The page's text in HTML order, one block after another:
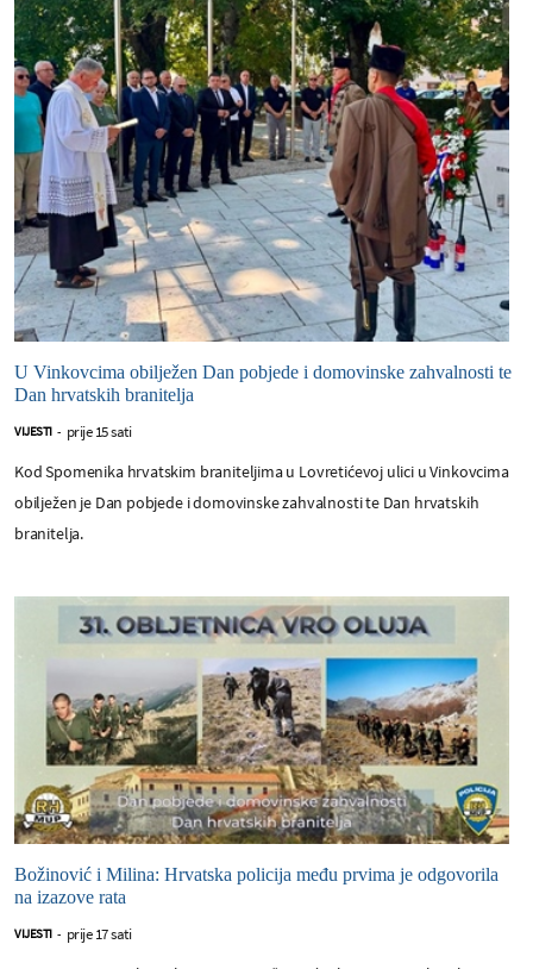
U Vinkovcima obilježen Dan pobjede i domovinske zahvalnosti te
Dan hrvatskih branitelja
VIJESTI - prije 15 sati
Kod Spomenika hrvatskim braniteljima u Lovretićevoj ulici u Vinkovcima
obilježen je Dan pobjede i domovinske zahvalnosti te Dan hrvatskih
branitelja.
Božinović i Milina: Hrvatska policija među prvima je odgovorila
na izazove rata
VIJESTI - prije 17 sati